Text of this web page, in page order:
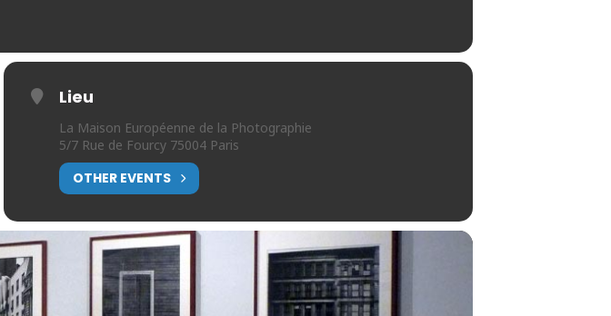
Lieu
La Maison Européenne de la Photographie
5/7 Rue de Fourcy 75004 Paris
OTHER EVENTS